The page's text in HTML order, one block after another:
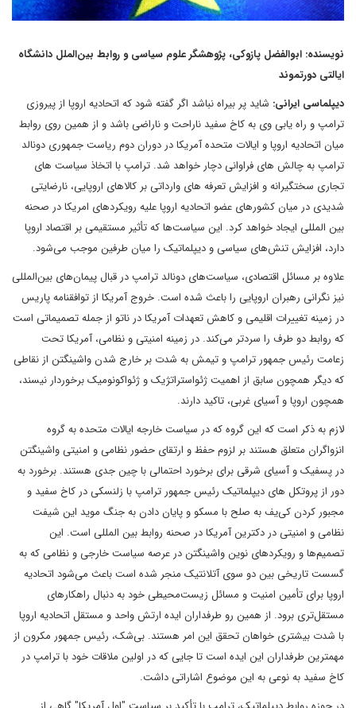
نویسنده: ابوالفضل پازوکی، پژوهشگر علوم سیاسی و روابط بین‌الملل دانشگاه
ایالتی دورتموند
دیپلماسی ایرانی: شاید پر بیراه نباشد اگر گفته شود که اتحادیه اروپا از پیروزی
ترامپ و راه یابی وی به کاخ سفید ناراحت و ناراضی باشد و از همین روی روابط
میان اتحادیه اروپا و ایالات متحده آمریکا در دوران دوم ریاست جمهوری دونالد
ترامپ به چالش های فراوانی دچار خواهد شد. ترامپ با اتخاذ سیاست های
تجاری سختگیرانه و افزایش تعرفه های وارداتی بر کالاهای اروپایی، نارضایتی
شدیدی در میان کشورهای عضو اتحادیه اروپا علیه رویکردهای امریکا در صحنه
بین المللی ایجاد خواهد کرد. این سیاست‌ها که تأثیر مستقیمی بر اقتصاد اروپا
دارد، افزایش تنش‌های سیاسی و دیپلماتیک را میان طرفین موجب می‌شود.
علاوه بر مسائل اقتصادی، سیاست‌های دونالد ترامپ در قبال پیمان‌های بین‌المللی
نیز نگرانی رهبران اروپایی را باعث شده است. خروج آمریکا از توافقنامه پاریس
در زمینه تغییرات اقلیمی و کاهش تعهدات آمریکا در ناتو از جمله تصمیماتی است
که روابط دو طرف را سردتر می‌کند. در زمینه امنیتی و نظامی، آمریکا تحت
زعامت رئیس جمهور ترامپ و تیمش به شدت بر خارج شدن واشینگتن از نقاطی
که دیگر همچون سابق از اهمیت ژئواستراتژیک و ژئواکونومیک برخوردار نیسند،
همچون اروپا و آسیای غربی، تاکید دارند.
لازم به ذکر است که این گروه که در سیاست خارجه ایالات متحده به گروه
انزواگران متعلق هستند بر لزوم حفظ و ارتقای حضور نظامی و امنیتی واشینگتن
در پسفیک و آسیای شرقی برای برخورد احتمالی با چین جدی هستند. برخورد به
دور از پروتکل های دیپلماتیک رئیس جمهور ترامپ با زلنسکی در کاخ سفید و
مجبور کردن کی‌یف به صلح با مسکو و پایان دادن به جنگ موید این شیفت
نظامی و امنیتی در دکترین آمریکا در صحنه روابط بین المللی است. این
تصمیم‌ها و رویکردهای نوین واشینگتن در عرصه سیاست خارجی و نظامی که به
گسست تاریخی بین دو سوی آتلانتیک منجر شده است باعث می‌شود اتحادیه
اروپا برای تأمین امنیت و مسائل زیست‌محیطی خود به دنبال راهکارهای
مستقل‌تری برود. از همین رو طرفداران ایده ارتش واحد و مستقل اتحادیه اروپا
با شدت بیشتری خواهان تحقق این امر هستند. بی‌شک، رئیس جمهور مکرون از
مهمترین طرفداران این ایده است تا جایی که در اولین ملاقات خود با ترامپ در
کاخ سفید به نوعی به این موضوع اشاراتی داشت.